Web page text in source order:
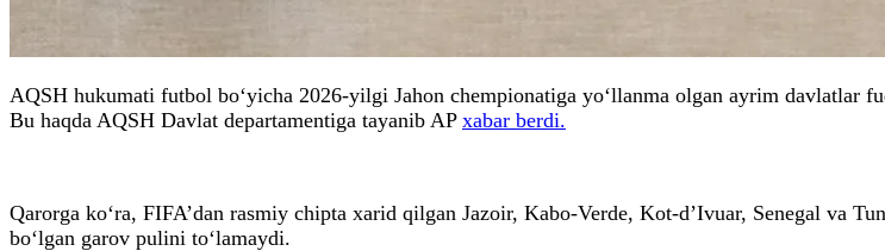
AQSH hukumati futbol bo‘yicha 2026-yilgi Jahon chempionatiga yo‘llanma olgan ayrim
Bu haqda AQSH Davlat departamentiga tayanib AP xabar berdi.
Qarorga ko‘ra, FIFA’dan rasmiy chipta xarid qilgan Jazoir, Kabo-Verde, Kot-d’Ivuar, Senegal va
bo‘lgan garov pulini to‘lamaydi.